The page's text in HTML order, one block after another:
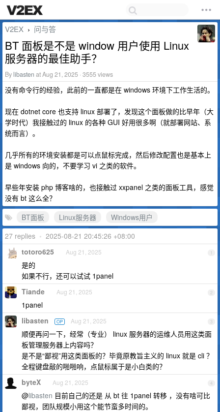
V2EX › 问与答
BT 面板是不是 window 用户使用 Linux
服务器的最佳助手？
By libasten at Aug 21, 2025 · 3555 views
没有命令行的经验，此前的一直都是在 windows 环境下工作生活的。
现在 dotnet core 也支持 linux 部署了，发现这个面板做的比早年（大
学时代）我接触过的 linux 的各种 GUI 好用很多啊（就部署网站、系
统而言）。
几乎所有的环境安装都是可以点鼠标完成，然后修改配置也是基本上
是 windows 向的，不要学习 vi 之类的软件。
早些年安装 php 博客啥的，也接触过 xxpanel 之类的面板工具，感觉
没有 bt 这么全？
BT面板
Linux服务器
Windows用户
27 replies • 2025-08-21 20:45:26 +08:00
1
totoro625 Aug 21, 2025
是的
如果不行，还可以试试 1panel
2
Tiande Aug 21, 2025
1panel
3
libasten OP Aug 21, 2025
顺便再问一下，经常（专业） linux 服务器的运维人员用这类面
板管理服务器上内容吗？
是不是“鄙视”用这类面板的？毕竟原教旨主义的 linux 就是 cli ？
全程键盘敲的啪啪响，点鼠标属于是小白类的？
4
byteX Aug 21, 2025
@libasten 目前自己的还是 从 bt 往 1panel 转移 ，没有啥可比
鄙视，团队规模小用这个能节蛮多时间的。